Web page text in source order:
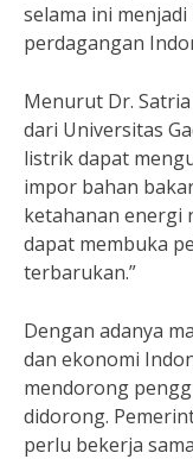
selama ini
perdagangan
Menurut Dr.
dari Universitas
listrik dapat
impor bahan
ketahanan energi
dapat membuka
terbarukan.”
Dengan adanya
dan ekonomi
mendorong
didorong.
perlu bekerja